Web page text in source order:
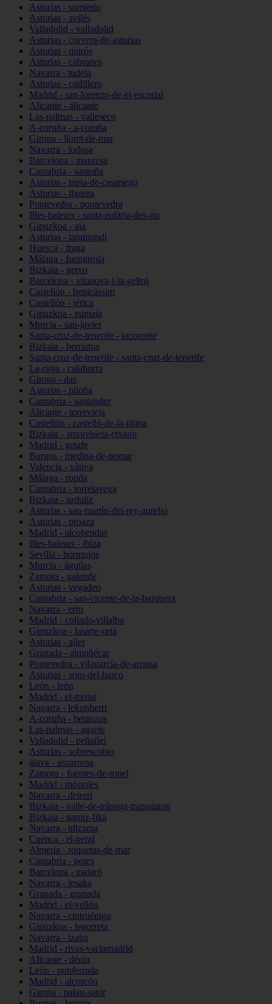
Asturias - somiedo
Asturias - avilés
Valladolid - valladolid
Asturias - corvera-de-asturias
Asturias - quirós
Asturias - cabranes
Navarra - tudela
Asturias - cudillero
Madrid - san-lorenzo-de-el-escorial
Alicante - alicante
Las-palmas - valleseco
A-coruña - a-coruña
Girona - lloret-de-mar
Navarra - lodosa
Barcelona - manresa
Cantabria - santoña
Asturias - tapia-de-casariego
Asturias - llanera
Pontevedra - pontevedra
Illes-balears - santa-eulària-des-riu
Gipuzkoa - aia
Asturias - taramundi
Huesca - fraga
Málaga - fuengirola
Bizkaia - getxo
Barcelona - vilanova-i-la-geltrú
Castellón - benicàssim
Castellón - jérica
Gipuzkoa - zumaia
Murcia - san-javier
Santa-cruz-de-tenerife - tacoronte
Bizkaia - berriatua
Santa-cruz-de-tenerife - santa-cruz-de-tenerife
La-rioja - calahorra
Girona - das
Asturias - piloña
Cantabria - santander
Alicante - torrevieja
Castellón - castelló-de-la-plana
Bizkaia - amorebieta-etxano
Madrid - getafe
Burgos - medina-de-pomar
Valencia - xàtiva
Málaga - ronda
Cantabria - torrelavega
Bizkaia - urduliz
Asturias - san-martín-del-rey-aurelio
Asturias - proaza
Madrid - alcobendas
Illes-balears - ibiza
Sevilla - bormujos
Murcia - águilas
Zamora - galende
Asturias - vegadeo
Cantabria - san-vicente-de-la-barquera
Navarra - erro
Madrid - collado-villalba
Gipuzkoa - lasarte-oria
Asturias - aller
Granada - almuñécar
Pontevedra - vilagarcía-de-arousa
Asturias - soto-del-barco
León - león
Madrid - el-molar
Navarra - lekunberri
A-coruña - betanzos
Las-palmas - agaete
Valladolid - peñafiel
Asturias - sobrescobio
álava - asparrena
Zamora - fuentes-de-ropel
Madrid - móstoles
Navarra - deierri
Bizkaia - valle-de-trápaga-trapagaran
Bizkaia - gamiz-fika
Navarra - ultzama
Cuenca - el-peral
Almería - roquetas-de-mar
Cantabria - potes
Barcelona - mataró
Navarra - lesaka
Granada - granada
Madrid - el-vellón
Navarra - cintruénigo
Gipuzkoa - legorreta
Navarra - izaba
Madrid - rivas-vaciamadrid
Alicante - dénia
León - ponferrada
Madrid - alcorcón
Girona - palau-sator